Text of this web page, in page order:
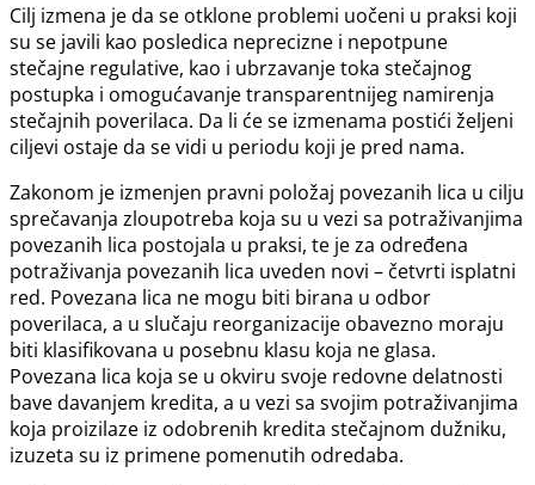
Cilj izmena je da se otklone problemi uočeni u praksi koji
su se javili kao posledica neprecizne i nepotpune
stečajne regulative, kao i ubrzavanje toka stečajnog
postupka i omogućavanje transparentnijeg namirenja
stečajnih poverilaca. Da li će se izmenama postići željeni
ciljevi ostaje da se vidi u periodu koji je pred nama.
Zakonom je izmenjen pravni položaj povezanih lica u cilju
sprečavanja zloupotreba koja su u vezi sa potraživanjima
povezanih lica postojala u praksi, te je za određena
potraživanja povezanih lica uveden novi – četvrti isplatni
red. Povezana lica ne mogu biti birana u odbor
poverilaca, a u slučaju reorganizacije obavezno moraju
biti klasifikovana u posebnu klasu koja ne glasa.
Povezana lica koja se u okviru svoje redovne delatnosti
bave davanjem kredita, a u vezi sa svojim potraživanjima
koja proizilaze iz odobrenih kredita stečajnom dužniku,
izuzeta su iz primene pomenutih odredaba.